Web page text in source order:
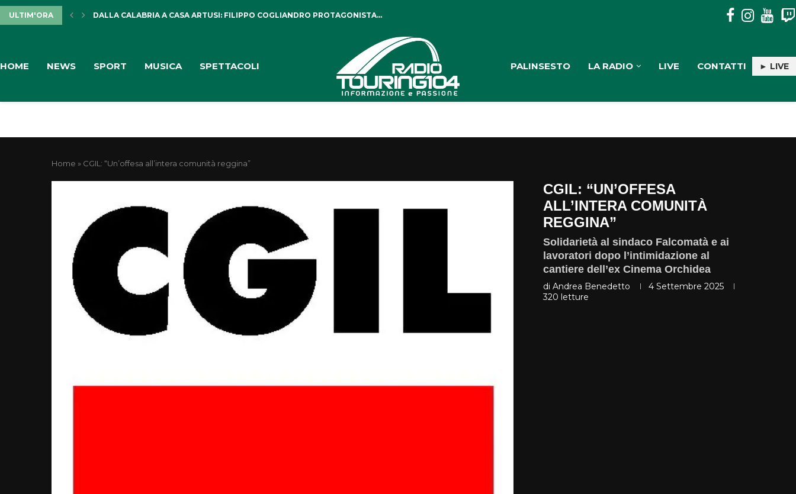
ULTIM'ORA DALLA CALABRIA A CASA ARTUSI: FILIPPO COGLIANDRO PROTAGONISTA... A CATONATEATRO “LETTERA AD EDUARDO”, 2 GIORNI
HOME NEWS SPORT MUSICA SPETTACOLI PALINSESTO LA RADIO LIVE CONTATTI ► LIVE
Home » CGIL: “Un’offesa all’intera comunità reggina”
CGIL: “UN’OFFESA
ALL’INTERA COMUNITÀ
REGGINA”
Solidarietà al sindaco Falcomatà e ai
lavoratori dopo l’intimidazione al
cantiere dell’ex Cinema Orchidea
di Andrea Benedetto
4 Settembre 2025
320 letture